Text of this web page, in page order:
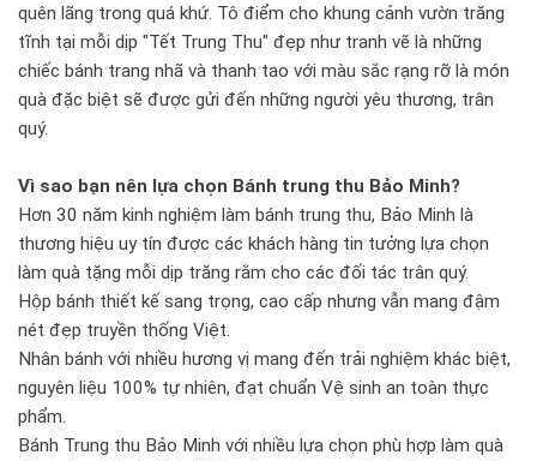
quên lãng trong quá khứ. Tô điểm cho khung cảnh vườn trăng
tĩnh tại mỗi dịp "Tết Trung Thu" đẹp như tranh vẽ là những
chiếc bánh trang nhã và thanh tao với màu sắc rạng rỡ là món
quà đặc biệt sẽ được gửi đến những người yêu thương, trân
quý.
Vì sao bạn nên lựa chọn Bánh trung thu Bảo Minh?
Hơn 30 năm kinh nghiệm làm bánh trung thu, Bảo Minh là
thương hiệu uy tín được các khách hàng tin tưởng lựa chọn
làm quà tặng mỗi dịp trăng rằm cho các đối tác trân quý.
Hộp bánh thiết kế sang trọng, cao cấp nhưng vẫn mang đậm
nét đẹp truyền thống Việt.
Nhân bánh với nhiều hương vị mang đến trải nghiệm khác biệt,
nguyên liệu 100% tự nhiên, đạt chuẩn Vệ sinh an toàn thực
phẩm.
Bánh Trung thu Bảo Minh với nhiều lựa chọn phù hợp làm quà